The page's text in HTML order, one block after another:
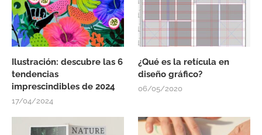
Ilustración: descubre las 6
tendencias
imprescindibles de 2024
17/04/2024
¿Qué es la retícula en
diseño gráfico?
06/05/2020